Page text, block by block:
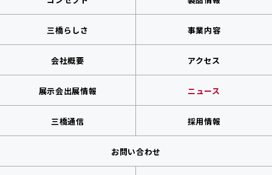
三橋らしさ 事業内容
会社概要 アクセス
展示会出展情報 ニュース
三橋通信 採用情報
お問い合わせ